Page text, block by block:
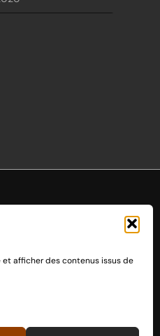
afficher des contenus issus de